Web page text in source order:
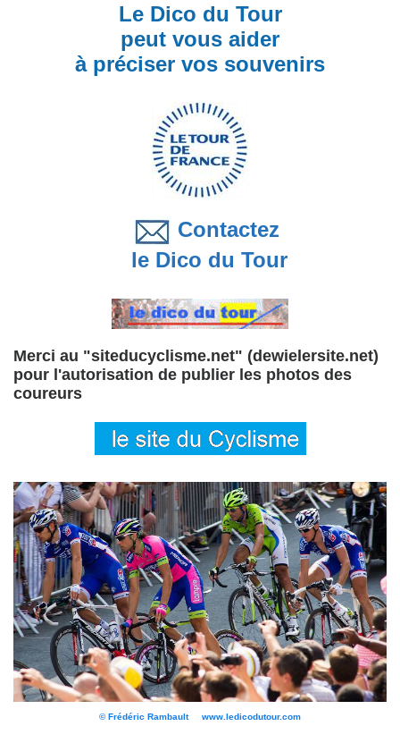
Le Dico du Tour
peut vous aider
à préciser vos souvenirs
Contactez
le Dico du Tour
Merci au "siteducyclisme.net" (dewielersite.net)
pour l'autorisation de publier les photos des
coureurs
© Frédéric Rambault www.ledicodutour.com